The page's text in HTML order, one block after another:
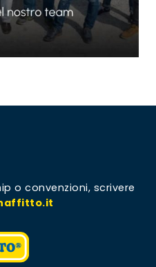
o convenzioni, scrivere